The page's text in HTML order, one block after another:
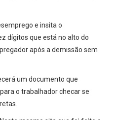
e insita o
dígitos que está no alto do
após a demissão sem
um documento que
o trabalhador checar se